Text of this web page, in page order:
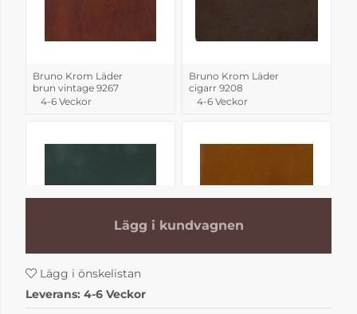
Bruno Krom Läder
brun vintage 9267
4-6 Veckor
Bruno Krom Läder
cigarr 9208
4-6 Veckor
Bruno Krom Läder
grön 9201
4-6 Veckor
4-6 Veckor
Lägg i kundvagnen
Lägg i önskelistan
Leverans: 4-6 Veckor